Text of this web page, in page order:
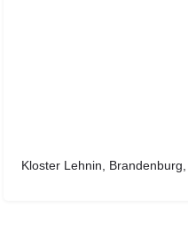
Kloster Lehnin,